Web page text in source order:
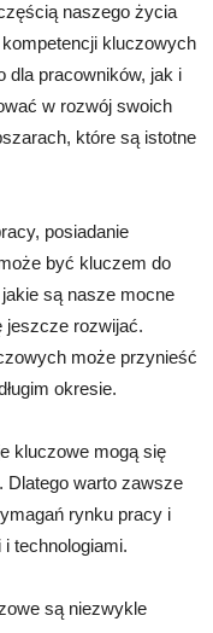
naszego życia
kluczowych
dla pracowników, jak i
w rozwój swoich
które są istotne
posiadanie
być kluczem do
są nasze mocne
jeszcze rozwijać.
może przynieść
okresie.
kluczowe mogą się
Dlatego warto zawsze
rynku pracy i
technologiami.
są niezwykle